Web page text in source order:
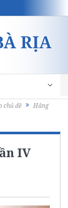
chủ đề
Hằng
IV